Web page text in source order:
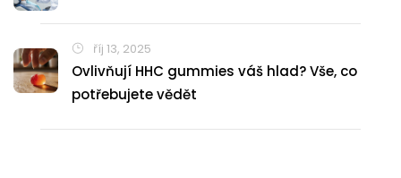
říj 13, 2025
Ovlivňují HHC gummies váš hlad? Vše, co
potřebujete vědět